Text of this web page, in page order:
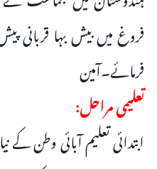
فروغ میں بیش بہا قربانی
فرمائے۔آمین
تعلیمی مراحل:
ابتدائی تعلیم آبائی وطن کے